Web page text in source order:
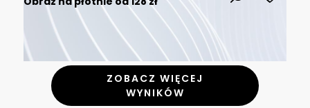
ZOBACZ WIĘCEJ
WYNIKÓW